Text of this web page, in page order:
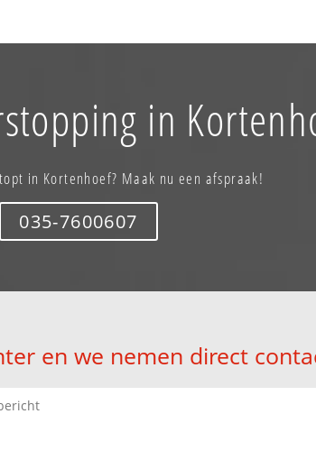
in
in Kortenhoef? Maak nu een afspraak!
035-7600607
en we nemen direct